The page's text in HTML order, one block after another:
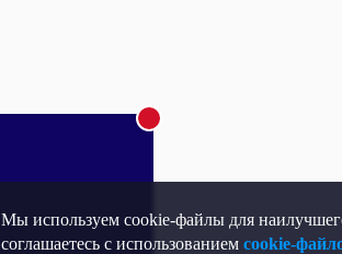
Мы используем cookie-файлы для
соглашаетесь с использованиемcookie-